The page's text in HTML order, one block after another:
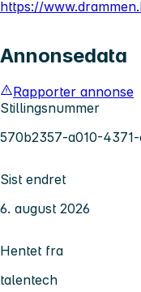
https://
Annonsedata
Rapporter annonse
Stillingsnummer
570b2357-a010-
Sist endret
6. august 2026
Hentet fra
talentech